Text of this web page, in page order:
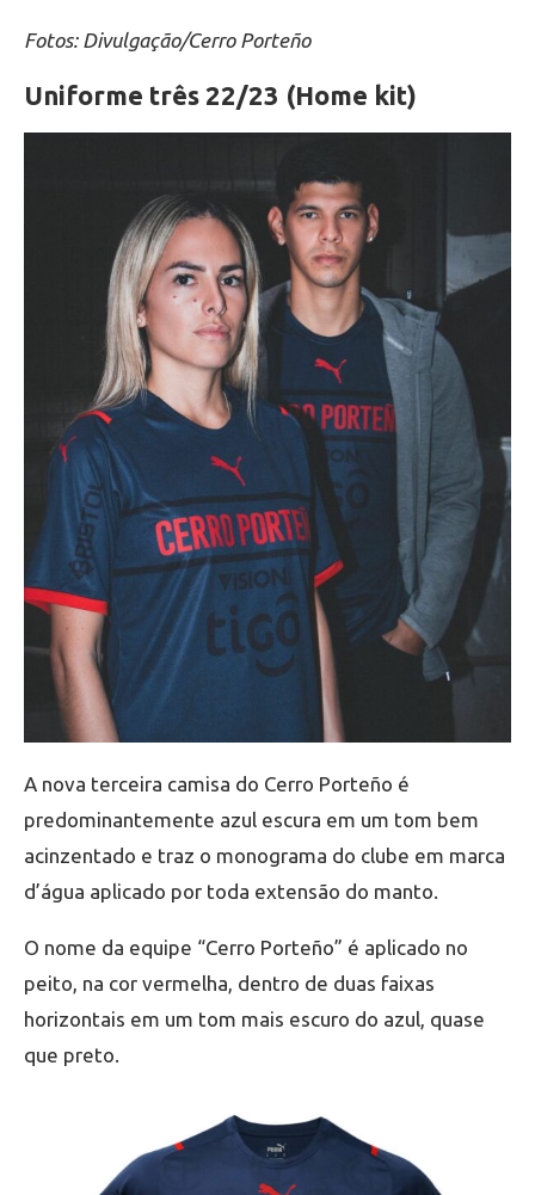
Fotos: Divulgação/Cerro Porteño
Uniforme três 22/23 (Home kit)
A nova terceira camisa do Cerro Porteño é
predominantemente azul escura em um tom bem
acinzentado e traz o monograma do clube em marca
d’água aplicado por toda extensão do manto.
O nome da equipe “Cerro Porteño” é aplicado no
peito, na cor vermelha, dentro de duas faixas
horizontais em um tom mais escuro do azul, quase
que preto.